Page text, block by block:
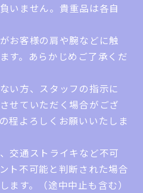
いません。貴重品は各自
お客様の肩や腕などに触
す。あらかじめご了承くだ
い方、スタッフの指示に
せていただく場合がござ
程よろしくお願いいたしま
交通ストライキなど不可
ト不可能と判断された場合
ます。（途中中止も含む）